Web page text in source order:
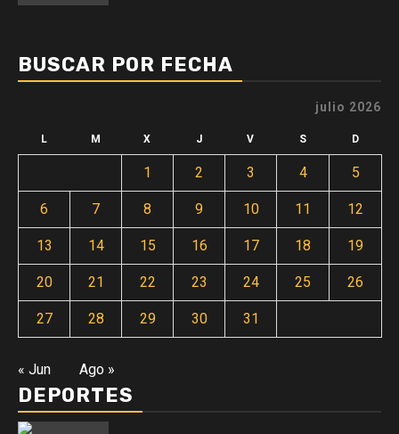
BUSCAR POR FECHA
julio 2026
L M X J V S D
1 2 3 4 5
6 7 8 9 10 11 12
13 14 15 16 17 18 19
20 21 22 23 24 25 26
27 28 29 30 31
« Jun Ago »
DEPORTES